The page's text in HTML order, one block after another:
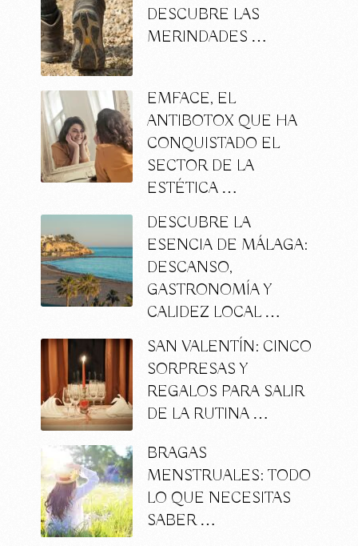
DESCUBRE LAS
MERINDADES …
EMFACE, EL
ANTIBOTOX QUE HA
CONQUISTADO EL
SECTOR DE LA
ESTÉTICA …
DESCUBRE LA
ESENCIA DE MÁLAGA:
DESCANSO,
GASTRONOMÍA Y
CALIDEZ LOCAL …
SAN VALENTÍN: CINCO
SORPRESAS Y
REGALOS PARA SALIR
DE LA RUTINA …
BRAGAS
MENSTRUALES: TODO
LO QUE NECESITAS
SABER …